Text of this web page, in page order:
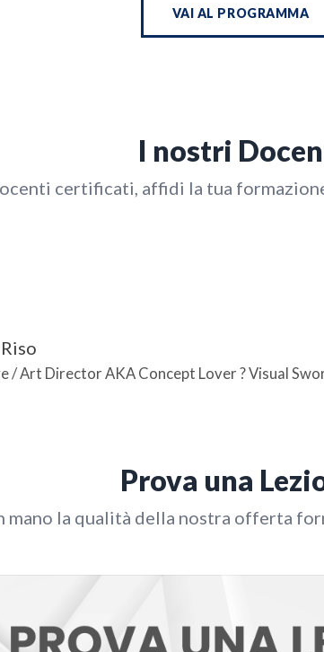
VAI AL PROGRAMMA
I nostri
certificati, affidi la tua
/ Art Director AKA Concept Lover ? Visual
Prova una
mano la qualità della nostra offerta